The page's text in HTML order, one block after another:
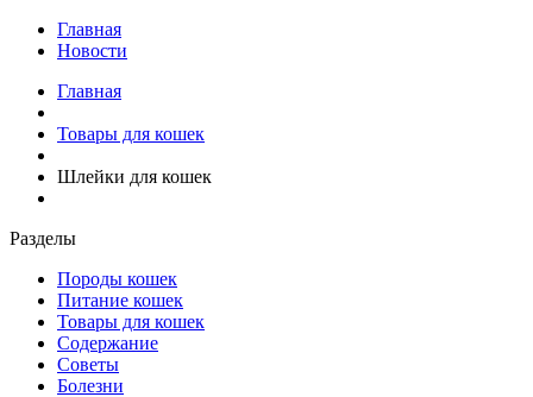
Главная
Новости
Главная
Товары для кошек
Шлейки для кошек
Разделы
Породы кошек
Питание кошек
Товары для кошек
Содержание
Советы
Болезни